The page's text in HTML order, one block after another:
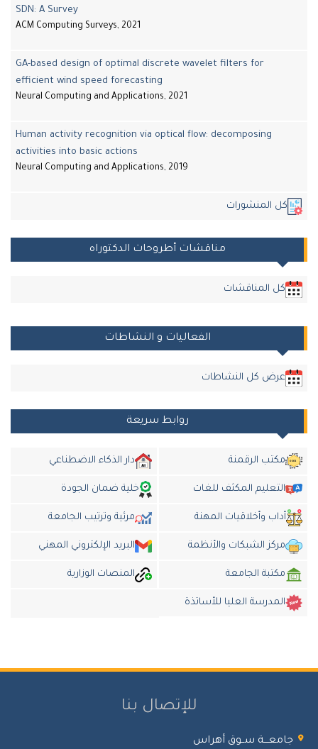
SDN: A Survey
ACM Computing Surveys, 2021
GA-based design of optimal discrete wavelet filters for
efficient wind speed forecasting
Neural Computing and Applications, 2021
Human activity recognition via optical flow: decomposing
activities into basic actions
Neural Computing and Applications, 2019
المنشورات
مناقشات أطروحات الدكتوراه
كل المناقشات
الفعاليات و النشاطات
عرض كل النشاطات
روابط سريعة
مكتب الرقمنة دار الذكاء الاضطناعي
التعليم المكثف للغات خلية ضمان الجودة
أداب وأخلاقيات المهنة مرئية وترتيب الجامعة
مركز الشبكات والأنظمة البريد الإلكتروني المهني
مكتبة الجامعة المنصات الوزارية
المدرسة العليا للأساتذة
للإتصال بنا
ســوق أهراس